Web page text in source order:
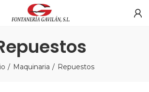
Maquinaria Repuestos